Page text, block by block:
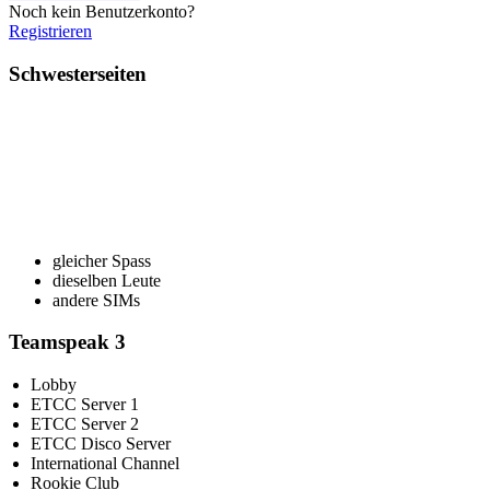
Noch kein Benutzerkonto?
Registrieren
Schwesterseiten
gleicher Spass
dieselben Leute
andere SIMs
Teamspeak 3
Lobby
ETCC Server 1
ETCC Server 2
ETCC Disco Server
International Channel
Rookie Club